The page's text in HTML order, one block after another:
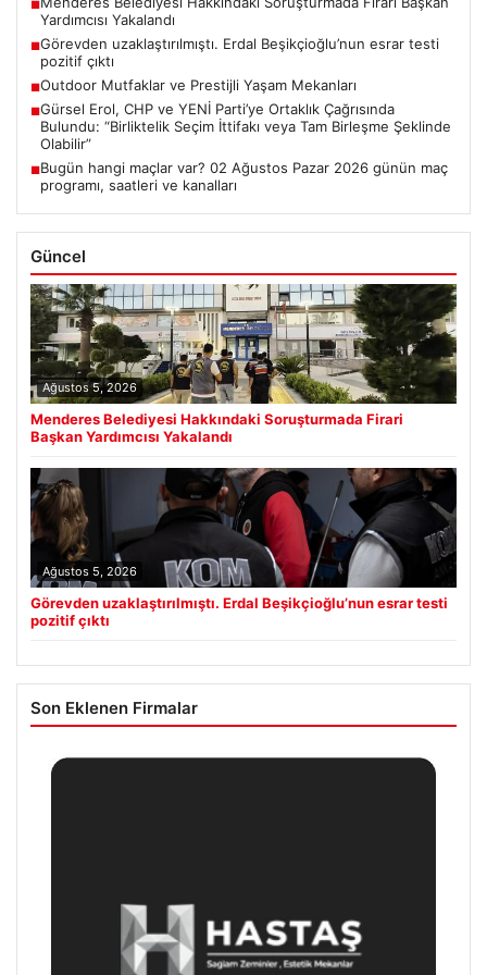
■
Yardımcısı Yakalandı
■Görevden uzaklaştırılmıştı. Erdal Beşikçioğlu’nun esrar testi
pozitif çıktı
■Outdoor Mutfaklar ve Prestijli Yaşam Mekanları
■Gürsel Erol, CHP ve YENİ Parti’ye Ortaklık Çağrısında
Bulundu: “Birliktelik Seçim İttifakı veya Tam Birleşme Şeklinde
Olabilir”
■Bugün hangi maçlar var? 02 Ağustos Pazar 2026 günün maç
programı, saatleri ve kanalları
Güncel
Ağustos 5, 2026
Menderes Belediyesi Hakkındaki Soruşturmada Firari
Başkan Yardımcısı Yakalandı
Ağustos 5, 2026
Görevden uzaklaştırılmıştı. Erdal Beşikçioğlu’nun esrar testi
pozitif çıktı
Son Eklenen Firmalar